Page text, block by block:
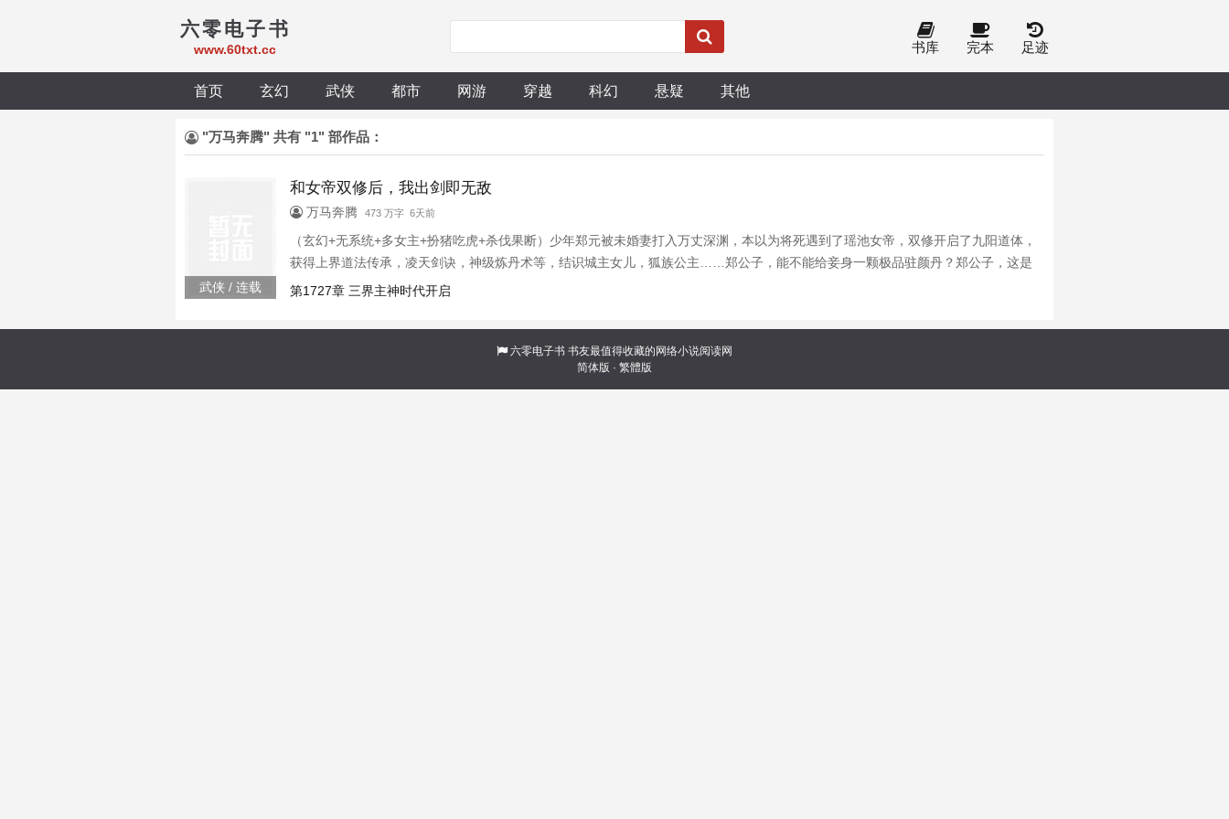
六零电子书
www.60txt.cc 书库 完本 足迹
首页 玄幻 武侠 都市 网游 穿越 科幻 悬疑 其他
"万马奔腾" 共有 "1" 部作品：
武侠 / 连载
和女帝双修后，我出剑即无敌
万马奔腾 473 万字 6天前
（玄幻+无系统+多女主+扮猪吃虎+杀伐果断）少年郑元被未婚妻打入万丈深渊，本以为将死遇到了瑶池女帝，双修开启了九阳道体，
获得上界道法传承，凌天剑诀，神级炼丹术等，结识城主女儿，狐族公主……郑公子，能不能给妾身一颗极品驻颜丹？郑公子，这是
妾身给你熬的冰糖雪梨……郑公子，这是我老熊珍藏多年的宝贝，您给掌掌眼……无数大妖...
第1727章 三界主神时代开启
六零电子书 书友最值得收藏的网络小说阅读网
简体版 · 繁體版